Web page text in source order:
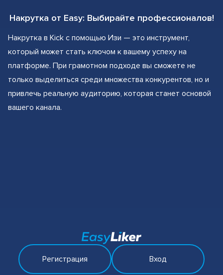
Накрутка от Easy: Выбирайте профессионалов!
Накрутка в Kick с помощью Изи — это инструмент,
который может стать ключом к вашему успеху на
платформе. При грамотном подходе вы сможете не
только выделиться среди множества конкурентов, но и
привлечь реальную аудиторию, которая станет основой
вашего канала.
Регистрация
Вход